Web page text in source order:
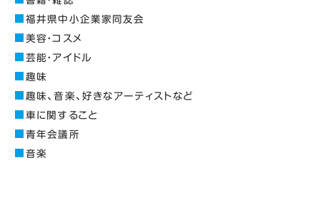
福井県中小企業家同友会
美容・コスメ
芸能・アイドル
趣味
趣味、音楽、好きなアーティストなど
車に関すること
青年会議所
音楽